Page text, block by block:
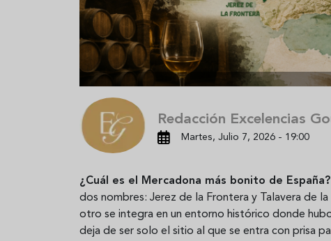
Redacción Excelencias
Martes, Julio 7, 2026 - 19:00
¿Cuál es el Mercadona más bonito de España?
dos nombres: Jerez de la Frontera y Talavera de
otro se integra en un entorno histórico donde
deja de ser solo el sitio al que se entra con prisa